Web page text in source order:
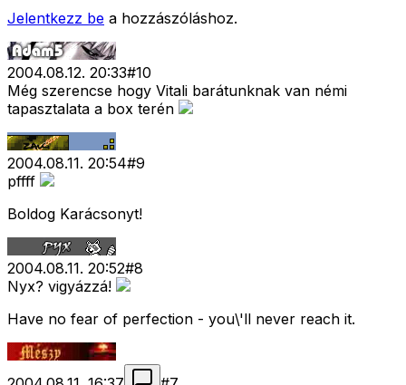
Jelentkezz be a hozzászóláshoz.
2004.08.12. 20:33#10
Még szerencse hogy Vitali barátunknak van némi
tapasztalata a box terén
2004.08.11. 20:54#9
pffff
Boldog Karácsonyt!
2004.08.11. 20:52#8
Nyx? vigyázzá!
Have no fear of perfection - you\'ll never reach it.